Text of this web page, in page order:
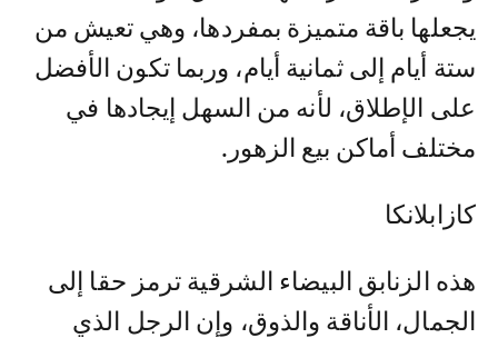
يجعلها باقة متميزة بمفردها، وهي تعيش من
ستة أيام إلى ثمانية أيام، وربما تكون الأفضل
على الإطلاق، لأنه من السهل إيجادها في
مختلف أماكن بيع الزهور.
كازابلانكا
هذه الزنابق البيضاء الشرقية ترمز حقا إلى
الجمال، الأناقة والذوق، وإن الرجل الذي